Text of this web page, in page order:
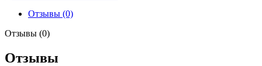
Отзывы (0)
Отзывы (0)
Отзывы